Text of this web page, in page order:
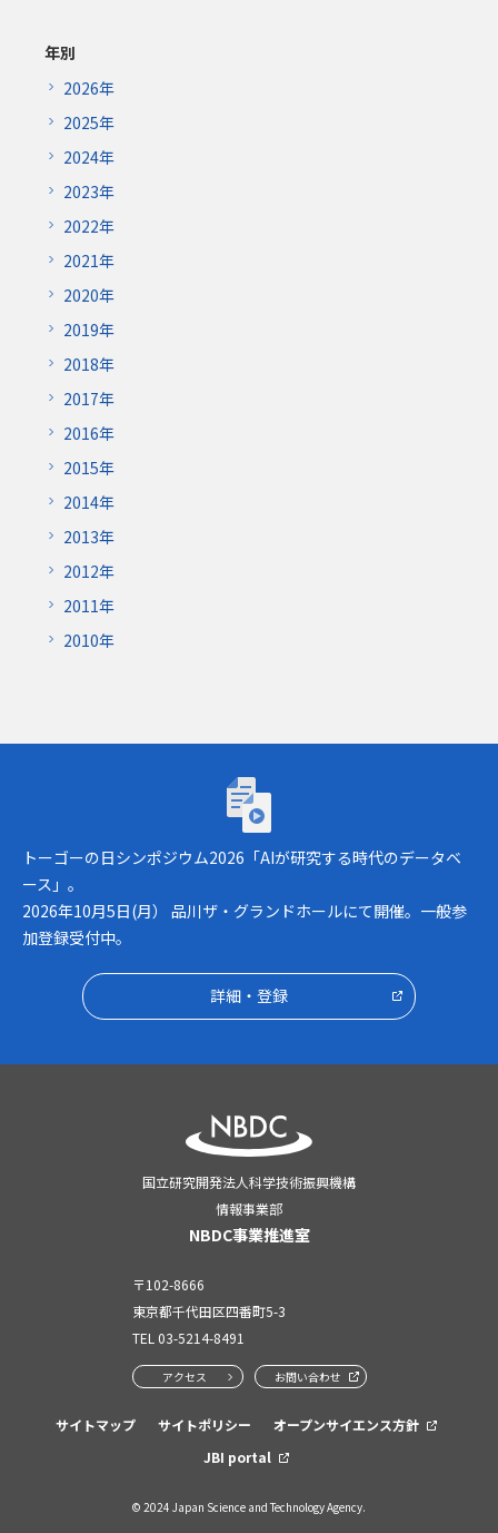
年別
2026年
2025年
2024年
2023年
2022年
2021年
2020年
2019年
2018年
2017年
2016年
2015年
2014年
2013年
2012年
2011年
2010年
トーゴーの日シンポジウム2026「AIが研究
トーゴーの日シンポジウム2026「AIが研究する時代のデータベ
ース」。
2026年10月5日(月） 品川ザ・グランドホールにて開催。一般参
加登録受付中。
詳細・登録
国立研究開発法人科学技術振興機構
情報事業部
NBDC事業推進室
〒102-8666
東京都千代田区四番町5-3
TEL 03-5214-8491
アクセス お問い合わせ
サイトマップ サイトポリシー
オープンサイエンス方針
JBI portal
© 2024 Japan Science and Technology Agency.